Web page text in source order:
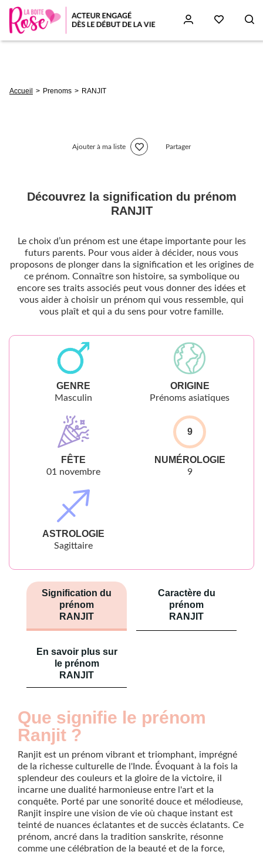
d'Ariane
Accueil Prenoms RANJIT
Ajouter à ma liste Partager
Découvrez la signification du prénom
RANJIT
Le choix d’un prénom est une étape importante pour les
futurs parents. Pour vous aider à décider, nous vous
proposons de plonger dans la signification et les origines de
ce prénom. Connaître son histoire, sa symbolique ou
encore ses traits associés peut vous donner des idées et
vous aider à choisir un prénom qui vous ressemble, qui
vous plaît et qui a du sens pour votre famille.
GENRE
Masculin
ORIGINE
Prénoms asiatiques
FÊTE
01 novembre
9
NUMÉROLOGIE
9
ASTROLOGIE
Sagittaire
Signification du
prénom
RANJIT
Caractère du
prénom
RANJIT
En savoir plus sur
le prénom
RANJIT
Que signifie le prénom
Ranjit ?
Ranjit est un prénom vibrant et triomphant, imprégné
de la richesse culturelle de l'Inde. Évoquant à la fois la
splendeur des couleurs et la gloire de la victoire, il
incarne une dualité harmonieuse entre l'art et la
conquête. Porté par une sonorité douce et mélodieuse,
Ranjit inspire une vision de vie où chaque instant est
teinté de nuances éclatantes et de succès éclatants. Ce
prénom, ancré dans la tradition sanskrite, résonne
comme une célébration de la beauté et de la force,